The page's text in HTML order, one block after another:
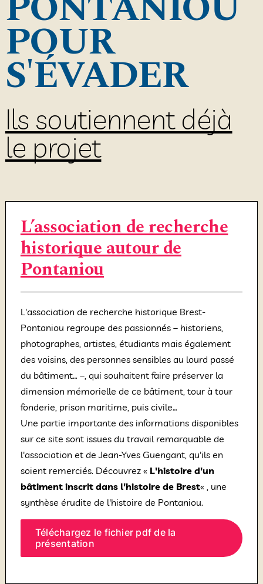
POUR
S'ÉVADER
Ils soutiennent déjà
le projet
L’association de recherche
historique autour de
Pontaniou
L'association de recherche historique Brest-
Pontaniou regroupe des passionnés – historiens,
photographes, artistes, étudiants mais également
des voisins, des personnes sensibles au lourd passé
du bâtiment… –, qui souhaitent faire préserver la
dimension mémorielle de ce bâtiment, tour à tour
fonderie, prison maritime, puis civile…
Une partie importante des informations disponibles
sur ce site sont issues du travail remarquable de
l'association et de Jean-Yves Guengant, qu'ils en
soient remerciés. Découvrez « L'histoire d'un
bâtiment inscrit dans l'histoire de Brest« , une
synthèse érudite de l'histoire de Pontaniou.
Téléchargez le fichier pdf de la
présentation